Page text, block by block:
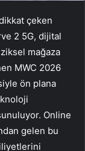
çeken
2 5G, dijital
mağaza
MWC 2026
ön plana
Online
gelen bu